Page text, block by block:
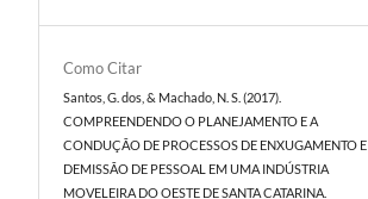
Como Citar
Santos, G. dos, & Machado, N. S. (2017).
COMPREENDENDO O PLANEJAMENTO E A
CONDUÇÃO DE PROCESSOS DE ENXUGAMENTO E
DEMISSÃO DE PESSOAL EM UMA INDÚSTRIA
MOVELEIRA DO OESTE DE SANTA CATARINA.